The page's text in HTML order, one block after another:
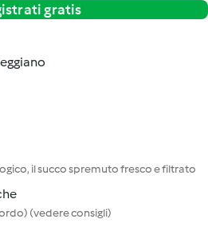
gratis
il succo spremuto fresco e filtrato
(vedere consigli)